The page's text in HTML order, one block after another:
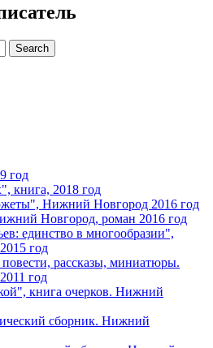
год
книга, 2018 год
Нижний Новгород 2016 год
Новгород, роман 2016 год
единство в многообразии",
год
рассказы, миниатюры.
год
книга очерков. Нижний
сборник. Нижний